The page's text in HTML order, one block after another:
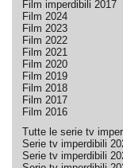
Film imperdibili 2017
Film 2024
Film 2023
Film 2022
Film 2021
Film 2020
Film 2019
Film 2018
Film 2017
Film 2016
Tutte le serie tv
Serie tv imperdibili
Serie tv imperdibili